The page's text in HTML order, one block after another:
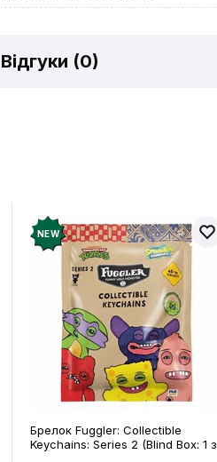
Відгуки (0)
NEW
Брелок Fuggler: Collectible
Keychains: Series 2 (Blind Box: 1 з